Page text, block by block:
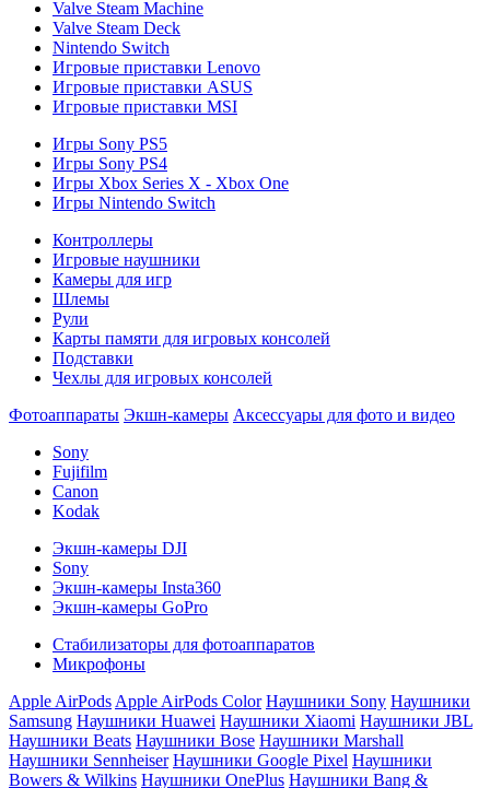
Valve Steam Machine
Valve Steam Deck
Nintendo Switch
Игровые приставки Lenovo
Игровые приставки ASUS
Игровые приставки MSI
Игры Sony PS5
Игры Sony PS4
Игры Xbox Series X - Xbox One
Игры Nintendo Switch
Контроллеры
Игровые наушники
Камеры для игр
Шлемы
Рули
Карты памяти для игровых консолей
Подставки
Чехлы для игровых консолей
Фотоаппараты Экшн-камеры Аксессуары для фото и видео
Sony
Fujifilm
Canon
Kodak
Экшн-камеры DJI
Sony
Экшн-камеры Insta360
Экшн-камеры GoPro
Стабилизаторы для фотоаппаратов
Микрофоны
Apple AirPods Apple AirPods Color Наушники Sony Наушники
Samsung Наушники Huawei Наушники Xiaomi Наушники JBL
Наушники Beats Наушники Bose Наушники Marshall
Наушники Sennheiser Наушники Google Pixel Наушники
Bowers & Wilkins Наушники OnePlus Наушники Bang &